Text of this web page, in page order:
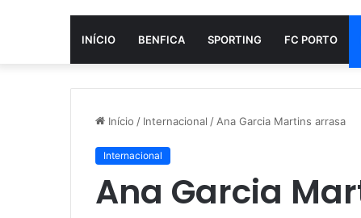
INÍCIO BENFICA SPORTING FC PORTO
Início / Internacional / Ana Garcia Martins arrasa
Internacional
Ana Garcia